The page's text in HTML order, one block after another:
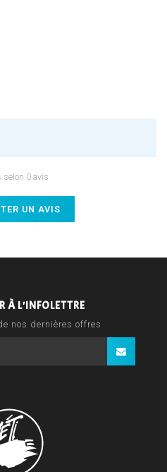
selon 0 avis
UN AVIS
À L'INFOLETTRE
nos dernières offres